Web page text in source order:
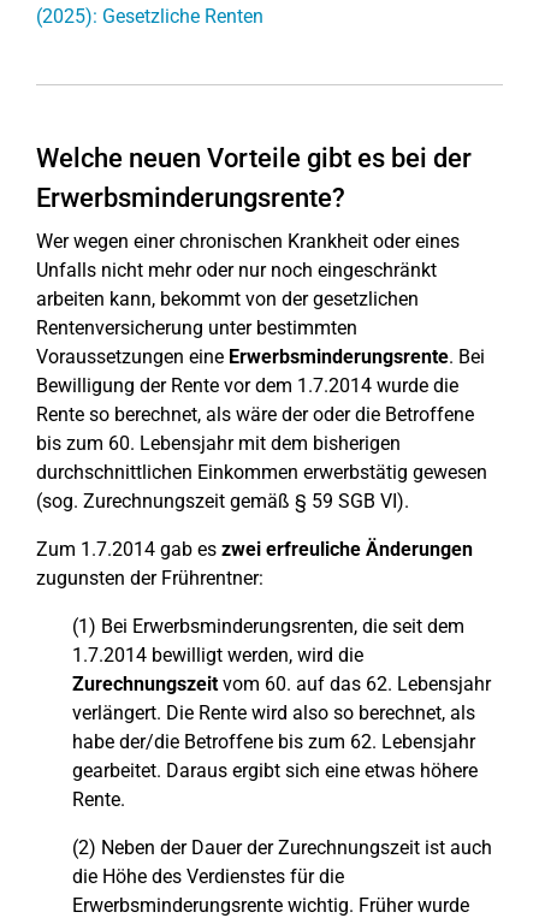
(2025): Gesetzliche Renten
Welche neuen Vorteile gibt es bei der
Erwerbsminderungsrente?
Wer wegen einer chronischen Krankheit oder eines
Unfalls nicht mehr oder nur noch eingeschränkt
arbeiten kann, bekommt von der gesetzlichen
Rentenversicherung unter bestimmten
Voraussetzungen eine Erwerbsminderungsrente. Bei
Bewilligung der Rente vor dem 1.7.2014 wurde die
Rente so berechnet, als wäre der oder die Betroffene
bis zum 60. Lebensjahr mit dem bisherigen
durchschnittlichen Einkommen erwerbstätig gewesen
(sog. Zurechnungszeit gemäß § 59 SGB VI).
Zum 1.7.2014 gab es zwei erfreuliche Änderungen
zugunsten der Frührentner:
(1) Bei Erwerbsminderungsrenten, die seit dem
1.7.2014 bewilligt werden, wird die
Zurechnungszeitvom 60. auf das 62. Lebensjahr
verlängert. Die Rente wird also so berechnet, als
habe der/die Betroffene bis zum 62. Lebensjahr
gearbeitet. Daraus ergibt sich eine etwas höhere
Rente.
(2) Neben der Dauer der Zurechnungszeit ist auch
die Höhe des Verdienstes für die
Erwerbsminderungsrente wichtig. Früher wurde